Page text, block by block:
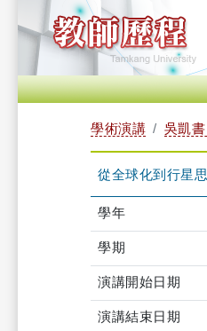
學術演講 吳凱
從全球化到行星
學年
學期
演講開始日期
演講結束日期